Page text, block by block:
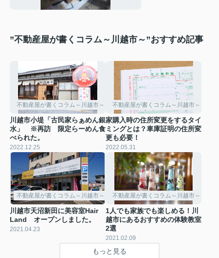
”不動産屋が書くコラム～川越市～”おすすめ記事
不動産屋が書くコラム～川越市～
川越市小堤「古民家らぁめん銀
水」 ※再訪 限定らーめん食
べられた。
2022.12.25
不動産屋が書くコラム～川越市～
家購入時の住所変更をするタイ
ミングとは？車庫証明の住所変
更も必要！
2022.05.31
不動産屋が書くコラム～川越市～
川越市天沼新田に美容室Hair
Land オープンしました。
2021.04.23
不動産屋が書くコラム～川越市～
1人でも家族でも楽しめる！川
越市にあるおすすめの体験教室
2選
2021.02.09
もっと見る